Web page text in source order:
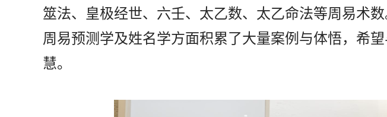
筮法、皇极经世、六壬、太乙数、太乙命法等周易术
周易预测学及姓名学方面积累了大量案例与体悟，希
慧。